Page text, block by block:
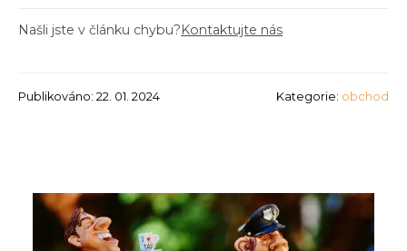
Našli jste v článku chybu?Kontaktujte nás
Publikováno: 22. 01. 2024 Kategorie: obchod